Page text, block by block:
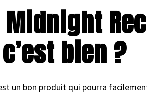
Midnight
bien ?
un bon produit qui pourra